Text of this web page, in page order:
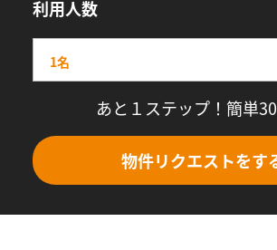
利用人数
あと１ステップ！簡単30
物件リクエストをす